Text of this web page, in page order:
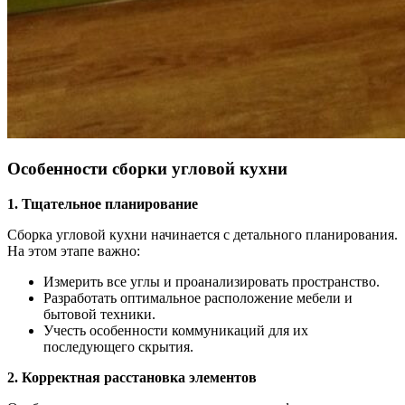
Особенности сборки угловой кухни
1. Тщательное планирование
Сборка угловой кухни начинается с детального планирования.
На этом этапе важно:
Измерить все углы и проанализировать пространство.
Разработать оптимальное расположение мебели и
бытовой техники.
Учесть особенности коммуникаций для их
последующего скрытия.
2. Корректная расстановка элементов